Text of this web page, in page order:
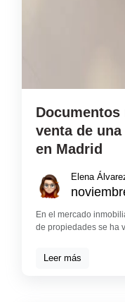
Documentos
venta de
en Madrid
Elena
En el mercado
de propiedades se ha
Leer más